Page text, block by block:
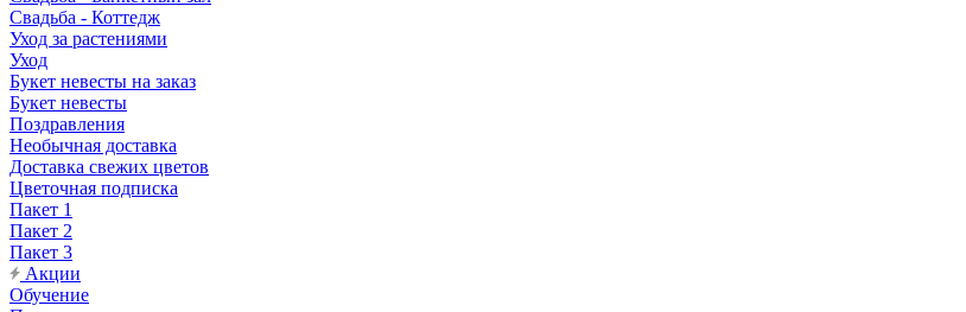
Свадьба - Коттедж
Уход за растениями
Уход
Букет невесты на заказ
Букет невесты
Поздравления
Необычная доставка
Доставка свежих цветов
Цветочная подписка
Пакет 1
Пакет 2
Пакет 3
Акции
Обучение